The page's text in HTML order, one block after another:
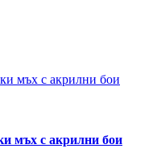
мъх с акрилни бои